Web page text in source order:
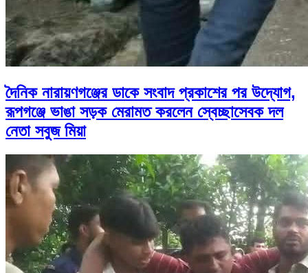
দৈনিক নারায়ণগঞ্জের ডাকে সংবাদ প্রকাশের পর উদ্যোগ,
রূপগঞ্জে ভাঙা সড়ক মেরামত করলেন স্বেচ্ছাসেবক দল
নেতা সবুজ মিয়া